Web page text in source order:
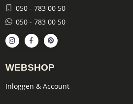
050 - 783 00 50
050 - 783 00 50
WEBSHOP
Inloggen & Account